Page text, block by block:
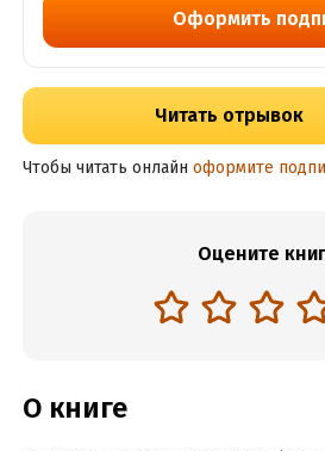
Оформить
Читать отрывок
Чтобы читать онлайн оформите
Оцените
О книге